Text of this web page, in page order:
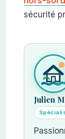
sécurité
Julien